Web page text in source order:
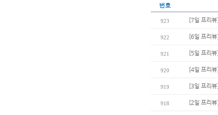
번호
923 [7일 프리
922 [6일 프리
921 [5일 프리
920 [4일 프리
919 [3일 프리
918 [2일 프리